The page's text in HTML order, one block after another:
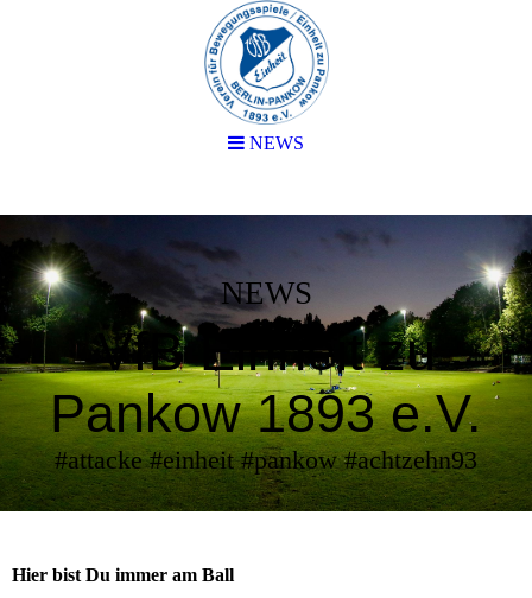
NEWS
VfB Einheit zu
Pankow 1893 e.V.
#attacke #einheit #pankow #achtzehn93
Hier bist Du immer am Ball
NEWS